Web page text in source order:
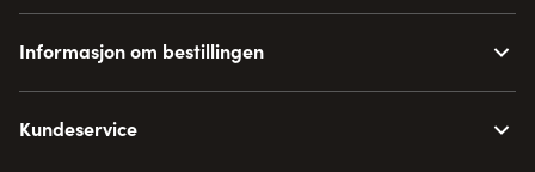
Informasjon om bestillingen
Kundeservice